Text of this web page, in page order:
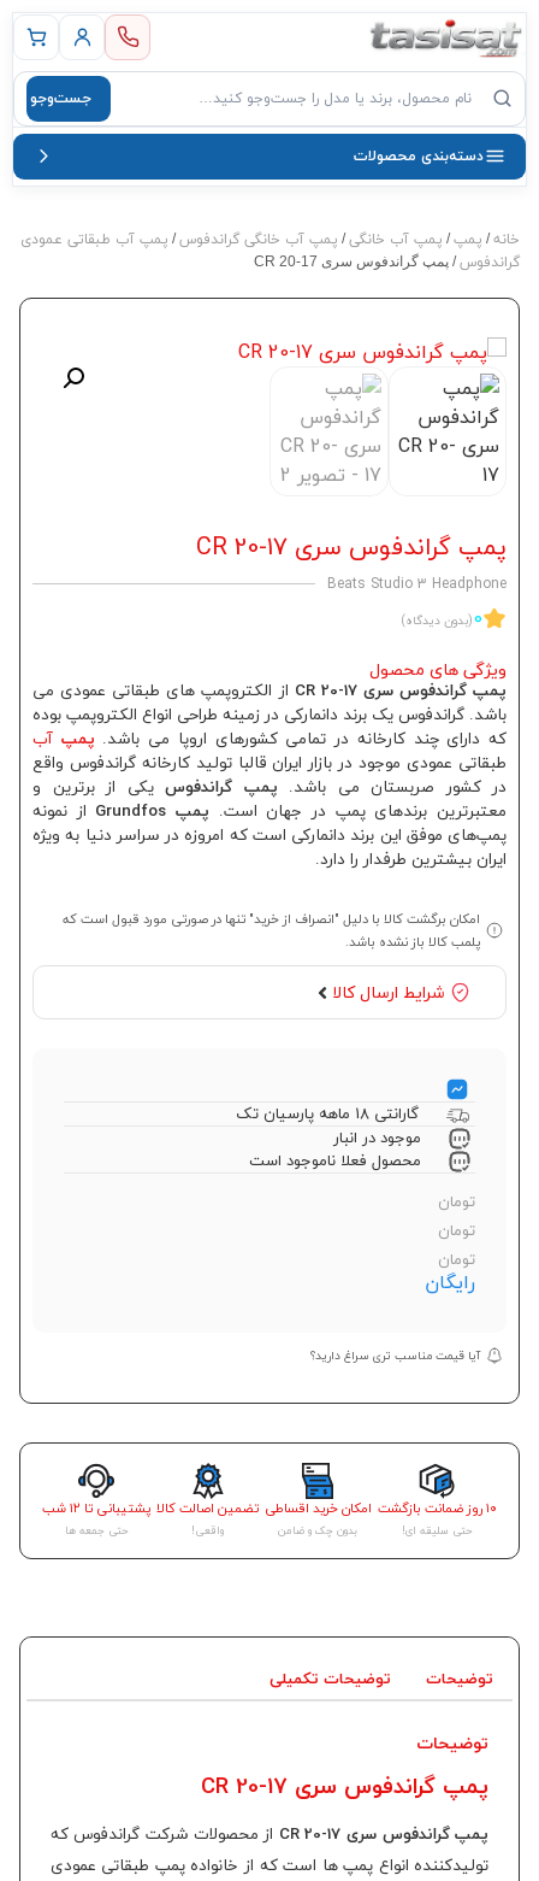
اصلی
جست‌وجو
دسته‌بندی محصولات
خانه/ پمپ/ پمپ آب خانگی/ پمپ آب خانگی گراندفوس/ پمپ آب طبقاتی عمودی
گراندفوس/ پمپ گراندفوس سری CR 20-17
پمپ گراندفوس سری CR 20-17
Beats Studio 3 Headphone
0(بدون دیدگاه)
ویژگی های محصول
پمپ گراندفوس سری CR 20-17
از الکتروپمپ های طبقاتی عمودی می
باشد. گراندفوس یک برند دانمارکی در زمینه طراحی انواع الکتروپمپ بوده
که دارای چند کارخانه در تمامی کشورهای اروپا می باشد. پمپ آب
طبقاتی عمودی موجود در بازار ایران قالبا تولید کارخانه گراندفوس واقع
در کشور صربستان می باشد. پمپ گراندفوس یکی از برترین و
معتبرترین برندهای پمپ در جهان است. پمپ Grundfos
از نمونه
پمپ‌های موفق این برند دانمارکی است که امروزه در سراسر دنیا به ویژه
ایران بیشترین طرفدار را دارد.
امکان برگشت کالا با دلیل "انصراف از خرید" تنها در صورتی مورد قبول است که
پلمب کالا باز نشده باشد.
شرایط ارسال کالا
گارانتی 18 ماهه پارسیان تک
موجود در انبار
محصول فعلا ناموجود است
تومان
تومان
تومان
رایگان
آیا قیمت مناسب تری سراغ دارید؟
۱۰ روز ضمانت بازگشت
حتی سلیقه ای!
امکان خرید اقساطی
بدون چک و ضامن
تضمین اصالت کالا
واقعی!
پشتیبانی تا ۱۲ شب
حتی جمعه ها
توضیحات توضیحات تکمیلی
توضیحات
پمپ گراندفوس سری CR 20-17
پمپ گراندفوس سری CR 20-17
از محصولات شرکت گراندفوس که
تولیدکننده انواع پمپ ها است که از خانواده پمپ طبقاتی عمودی